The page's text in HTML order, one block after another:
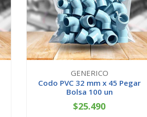
GENERICO
Codo PVC 32 mm x 45 Pegar
Bolsa 100 un
+
$25.490